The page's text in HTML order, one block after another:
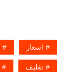
اسعار
تغليف